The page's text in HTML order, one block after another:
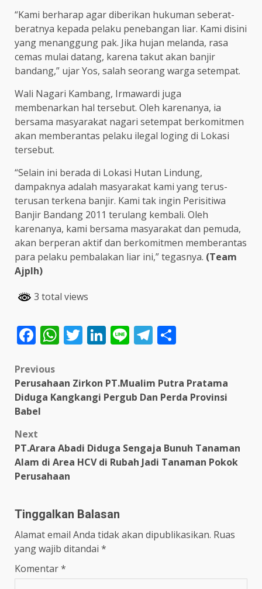
“Kami berharap agar diberikan hukuman seberat-
beratnya kepada pelaku penebangan liar. Kami disini
yang menanggung pak. Jika hujan melanda, rasa
cemas mulai datang, karena takut akan banjir
bandang,” ujar Yos, salah seorang warga setempat.
Wali Nagari Kambang, Irmawardi juga
membenarkan hal tersebut. Oleh karenanya, ia
bersama masyarakat nagari setempat berkomitmen
akan memberantas pelaku ilegal loging di Lokasi
tersebut.
“Selain ini berada di Lokasi Hutan Lindung,
dampaknya adalah masyarakat kami yang terus-
terusan terkena banjir. Kami tak ingin Perisitiwa
Banjir Bandang 2011 terulang kembali. Oleh
karenanya, kami bersama masyarakat dan pemuda,
akan berperan aktif dan berkomitmen memberantas
para pelaku pembalakan liar ini,” tegasnya. (Team
Ajplh)
3 total views
Facebook
WhatsApp
Twitter
LinkedIn
LineTelegram
Post
navigation
Previous
Perusahaan Zirkon PT.Mualim Putra Pratama
Diduga Kangkangi Pergub Dan Perda Provinsi
Babel
Next
PT.Arara Abadi Diduga Sengaja Bunuh Tanaman
Alam di Area HCV di Rubah Jadi Tanaman Pokok
Perusahaan
Tinggalkan Balasan
Alamat email Anda tidak akan dipublikasikan. Ruas
yang wajib ditandai *
Komentar*